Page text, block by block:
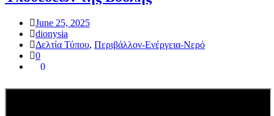
June 25, 2025
dionysia
Δελτία Τύπου, Περιβάλλον-Ενέργεια-Νερό
0
0